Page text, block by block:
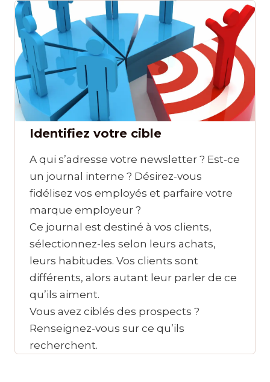
Identifiez votre cible
A qui s’adresse votre newsletter ? Est-ce
un journal interne ? Désirez-vous
fidélisez vos employés et parfaire votre
marque employeur ?
Ce journal est destiné à vos clients,
sélectionnez-les selon leurs achats,
leurs habitudes. Vos clients sont
différents, alors autant leur parler de ce
qu’ils aiment.
Vous avez ciblés des prospects ?
Renseignez-vous sur ce qu’ils
recherchent.